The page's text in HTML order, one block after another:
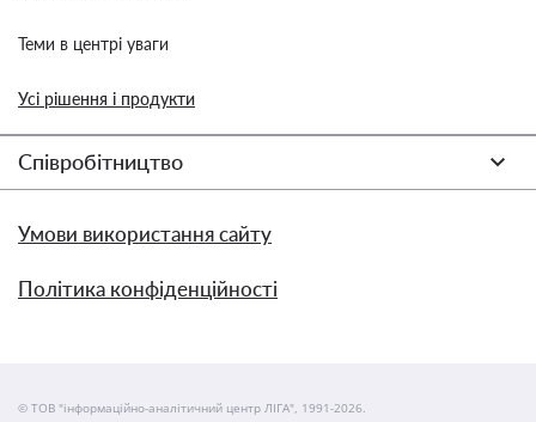
Теми в центрі уваги
Усі рішення і продукти
Співробітництво
Умови використання сайту
Політика конфіденційності
© ТОВ "інформаційно-аналітичний центр ЛІГА", 1991-2026.